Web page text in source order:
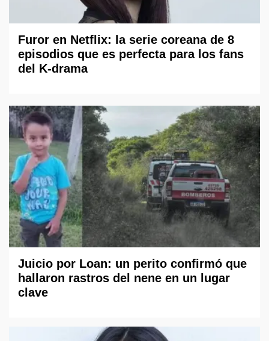
Furor en Netflix: la serie coreana de 8
episodios que es perfecta para los fans
del K-drama
Juicio por Loan: un perito confirmó que
hallaron rastros del nene en un lugar
clave